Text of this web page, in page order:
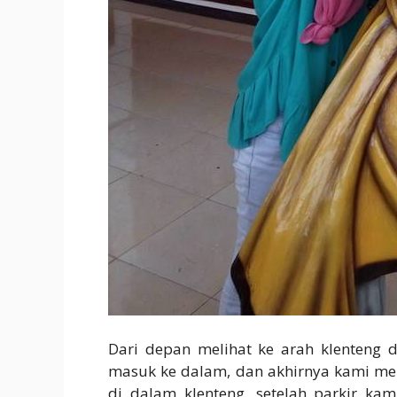
Dari depan melihat ke arah klenteng
masuk ke dalam, dan akhirnya kami